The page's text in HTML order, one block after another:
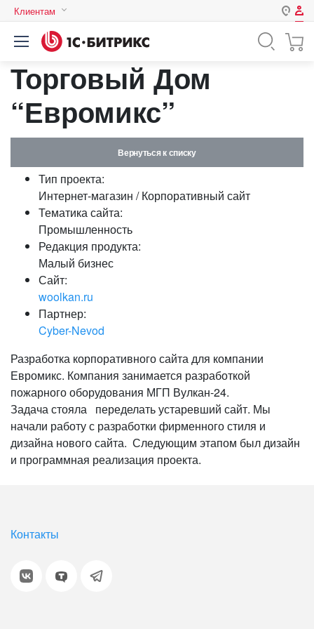
Клиентам
Авторизация
Нет аккаунта?
Логин
Пароль
Запомнить меня на этом
Забыли свой пароль?
Торговый Дом
“Евромикс”
Вернуться к списку
Тип проекта:
Интернет-магазин / Корпоративный сайт
Тематика сайта:
Промышленность
Редакция продукта:
Малый бизнес
Сайт:
woolkan.ru
Партнер:
Cyber-Nevod
Разработка корпоративного сайта для компании
Евромикс. Компания занимается разработкой
пожарного оборудования МГП Вулкан-24.
Задача стояла переделать устаревший сайт. Мы
начали работу с разработки фирменного стиля и
дизайна нового сайта. Следующим этапом был дизайн
и программная реализация проекта.
Контакты